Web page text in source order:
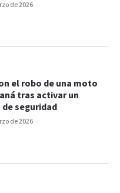
de 2026
de 2026
el robo de una moto
tras activar un
seguridad